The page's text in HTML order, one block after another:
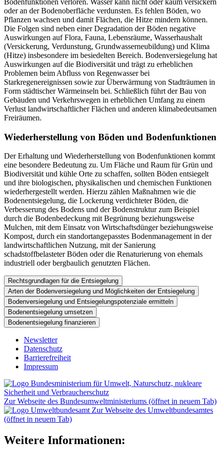
oder an der Bodenoberfläche verdunsten. Es fehlen Böden, wo
Pflanzen wachsen und damit Flächen, die Hitze mindern können.
Die Folgen sind neben einer Degradation der Böden negative
Auswirkungen auf Flora, Fauna, Lebensräume, Wasserhaushalt
(Versickerung, Verdunstung, Grundwasserneubildung) und Klima
(Hitze) insbesondere im besiedelten Bereich. Bodenversiegelung hat
Auswirkungen auf die Biodiversität und trägt zu erheblichen
Problemen beim Abfluss von Regenwasser bei
Starkregenereignissen sowie zur Überwärmung von Stadträumen in
Form städtischer Wärmeinseln bei. Schließlich führt der Bau von
Gebäuden und Verkehrswegen in erheblichen Umfang zu einem
Verlust landwirtschaftlicher Flächen und anderen klimabedeutsamen
Freiräumen.
Wiederherstellung von Böden und Bodenfunktionen
Der Erhaltung und Wiederherstellung von Bodenfunktionen kommt
eine besondere Bedeutung zu. Um Fläche und Raum für Grün und
Biodiversität und kühle Orte zu schaffen, sollten Böden entsiegelt
und ihre biologischen, physikalischen und chemischen Funktionen
wiederhergestellt werden. Hierzu zählen Maßnahmen wie die
Bodenentsiegelung, die Lockerung verdichteter Böden, die
Verbesserung des Bodens und der Bodenstruktur zum Beispiel
durch die Bodenbedeckung mit Begrünung beziehungsweise
Mulchen, mit dem Einsatz von Wirtschaftsdünger beziehungsweise
Kompost, durch ein standortangepasstes Bodenmanagement in der
landwirtschaftlichen Nutzung, mit der Sanierung
schadstoffbelasteter Böden oder die Renaturierung von ehemals
industriell oder bergbaulich genutzten Flächen.
Rechtsgrundlagen für die Entsiegelung
Arten der Bodenversiegelung und Möglichkeiten der Entsiegelung
Bodenversiegelung und Entsiegelungspotenziale ermitteln
Bodenentsiegelung umsetzen
Bodenentsiegelung finanzieren
Newsletter
Datenschutz
Barrierefreiheit
Impressum
Zur Webseite des Bundesumweltministeriums (öffnet in neuem Tab)
Zur Webseite des Umweltbundesamtes
(öffnet in neuem Tab)
Weitere Informationen: